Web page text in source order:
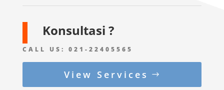
Konsultasi ?
CALL US: 021-22405565
View Services